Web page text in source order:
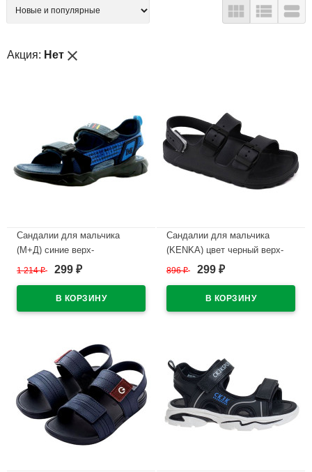
  
Акция: Нет close
Сандалии для мальчика
(М+Д) синие верх-
искусственная кожа
кожа размерный ряд 32-37
арт. RC71_2141-1
1 214₽ 299 ₽
Сандалии для мальчика
(KENKA) цвет черный верх-
эва подкладка-эва размерный
896₽ 299 ₽